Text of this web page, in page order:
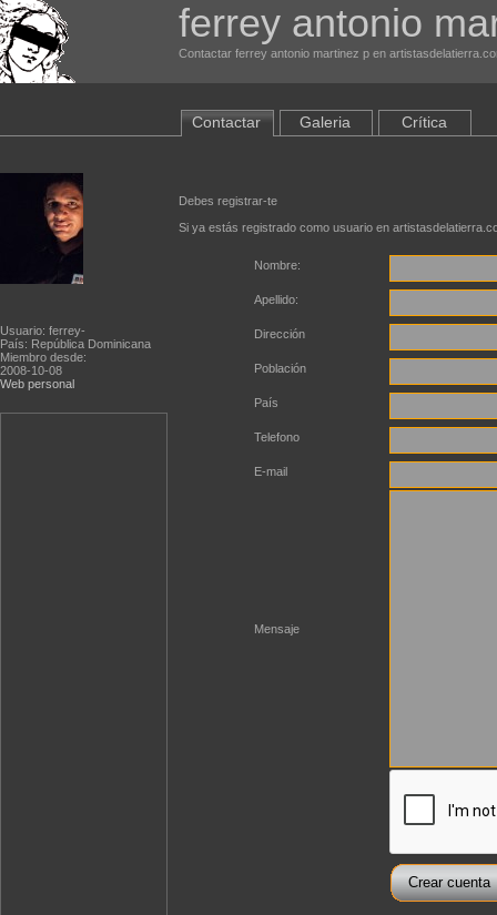
ferrey antonio
Contactar ferrey antonio martinez p en
Usuario: ferrey-
País: República Dominicana
Miembro desde:
2008-10-08
Web personal
Contactar Galeria Crítica
Debes registrar-te
Si ya estás registrado como usuario en
Nombre:
Apellido:
Dirección
Población
País
Telefono
E-mail
Mensaje